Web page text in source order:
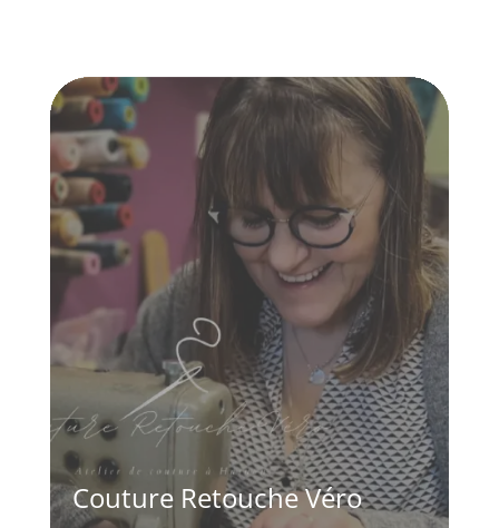
Couture Retouche Véro